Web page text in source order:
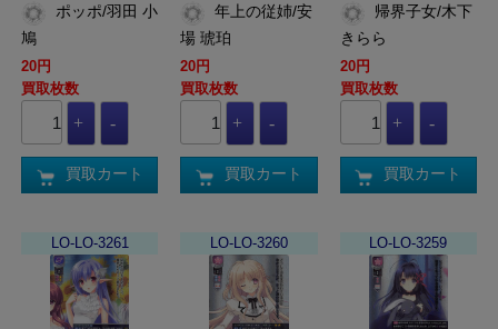
鳩
20円
買取枚数
買取カート
年上の従姉/安
場 琥珀
20円
買取枚数
買取カート
きらら
20円
買取枚数
買取カート
LO-LO-3261 LO-LO-3260 LO-LO-3259